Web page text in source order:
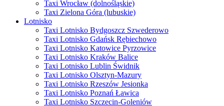
Taxi Wrocław (dolnośląskie)
Taxi Zielona Góra (lubuskie)
Lotnisko
Taxi Lotnisko Bydgoszcz Szwederowo
Taxi Lotnisko Gdańsk Rębiechowo
Taxi Lotnisko Katowice Pyrzowice
Taxi Lotnisko Kraków Balice
Taxi Lotnisko Lublin Świdnik
Taxi Lotnisko Olsztyn-Mazury
Taxi Lotnisko Rzeszów Jesionka
Taxi Lotnisko Poznań Ławica
Taxi Lotnisko Szczecin-Goleniów